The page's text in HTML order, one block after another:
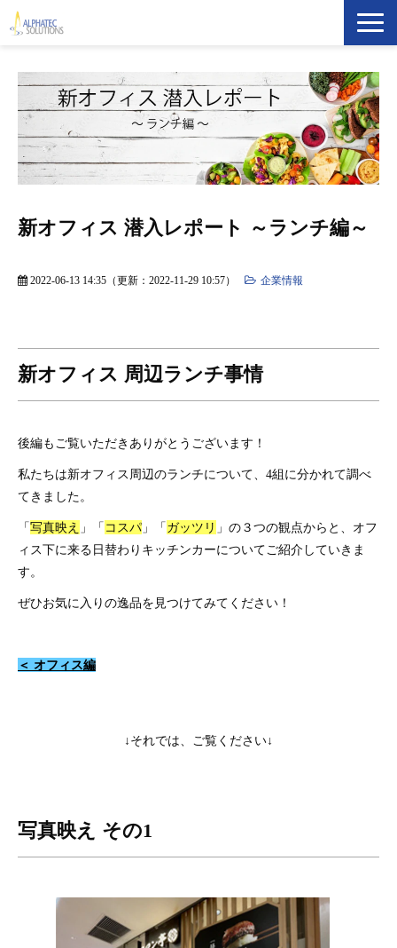
製品・ソリューション
導入事例
イベント・セミナー
ブログ
ATS Newsletter購読登録
新オフィス 潜入レポート ～ランチ編～
2022-06-13 14:35 （更新： 2022-11-29 10:57） 企業情報
新オフィス 周辺ランチ事情
後編もご覧いただきありがとうございます！
私たちは新オフィス周辺のランチについて、4組に分かれて調べ
てきました。
「写真映え 」「 コスパ 」「ガッツリ 」の３つの観点からと、オフ
ィス下に来る日替わりキッチンカーについてご紹介していきま
す。
ぜひお気に入りの逸品を見つけてみてください！
＜ オフィス編
↓それでは、ご覧ください↓
写真映え その1